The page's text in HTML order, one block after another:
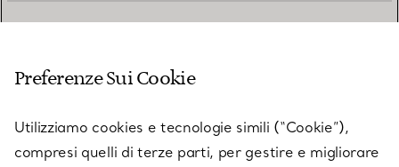
Preferenze Sui Cookie
Utilizziamo cookies e tecnologie simili (“Cookie”),
compresi quelli di terze parti, per gestire e migliorare